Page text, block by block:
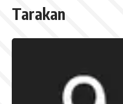
Tarakan